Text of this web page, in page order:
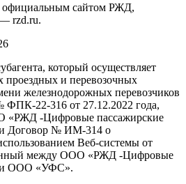
официальным сайтом РЖД,
rzd.ru.
который осуществляет
проездных и перевозочных
железнодорожных перевозчиков
ФПК-22-316 от 27.12.2022 года,
«РЖД -Цифровые пассажирские
Договор № ИМ-314 о
Веб-системы от
между ООО «РЖД -Цифровые
и ООО «УФС».